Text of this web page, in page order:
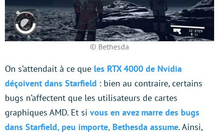
© Bethesda
On s’attendait à ce que les RTX 4000 de Nvidia
déçoivent dans Starfield : bien au contraire, certains
bugs n’affectent que les utilisateurs de cartes
graphiques AMD. Et si vous en avez marre des bugs
dans Starfield, peu importe, Bethesda assume. Ainsi,